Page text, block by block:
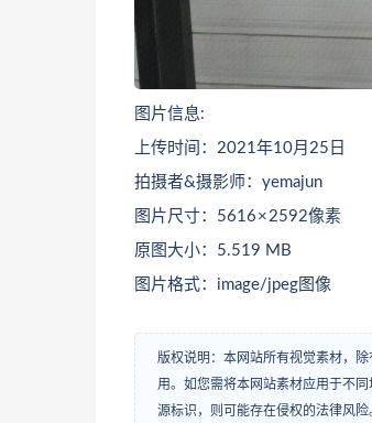
图片信息:
上传时间：2021年10月25日
拍摄者&摄影师：yemajun
图片尺寸：5616 × 2592像素
原图大小：5.519 MB
图片格式：image/jpeg图像
版权说明：本网站所有视觉素材，
用。如您需将本网站素材应用于不
源标识，则可能存在侵权的法律风险